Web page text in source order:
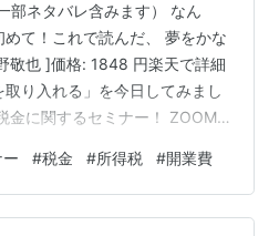
部ネタバレ含みます） なん
て！これで読んだ、 夢をかな
敬也 ]価格: 1848 円楽天で詳細
り入れる」を今日してみまし
金に関するセミナー！ ZOOM
ト。 3分前にはスタンバイ。
参加。←正解だったらしい(笑)
本編は30分くらいでした。 コ
#税金 #所得税 #開業費